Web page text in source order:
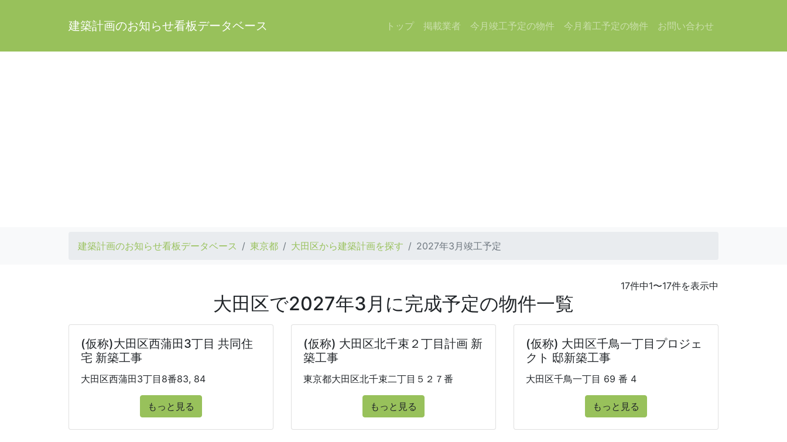
建築計画のお知らせ看板データベース トップ 掲載業者 今月竣工予定の物件 今月着工予定の物件 お問い合わせ
建築計画のお知らせ看板データベース 東京都 大田区から建築計画を探す 2027年3月竣工予定
17件中1〜17件を表示中
大田区で2027年3月に完成予定の物件一覧
(仮称)大田区西蒲田3丁目 共同住
宅 新築工事
大田区西蒲田3丁目8番83, 84
もっと見る
(仮称) 大田区北千束２丁目計画 新
築工事
東京都大田区北千束二丁目５２７番
もっと見る
(仮称) 大田区千鳥一丁目プロジェ
クト 邸新築工事
大田区千鳥一丁目 69 番 4
もっと見る